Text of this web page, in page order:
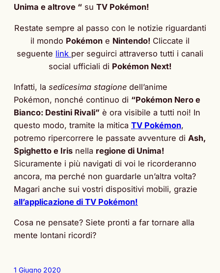
Unima e altrove “ su TV Pokémon!
Restate sempre al passo con le notizie riguardanti
il mondo Pokémon e Nintendo! Cliccate il
seguente link per seguirci attraverso tutti i canali
social ufficiali di Pokémon Next!
Infatti, la sedicesima stagione dell’anime
Pokémon, nonché continuo di “Pokémon Nero e
Bianco: Destini Rivali” è ora visibile a tutti noi! In
questo modo, tramite la mitica TV Pokémon,
potremo ripercorrere le passate avventure di Ash,
Spighetto e Iris nella regione di Unima!
Sicuramente i più navigati di voi le ricorderanno
ancora, ma perché non guardarle un’altra volta?
Magari anche sui vostri dispositivi mobili, grazie
all’applicazione di TV Pokémon!
Cosa ne pensate? Siete pronti a far tornare alla
mente lontani ricordi?
1 Giugno 2020